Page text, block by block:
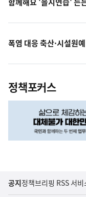
폭염 대응 축산·시설원
정책포커스
공지정책브리핑 RSS 서